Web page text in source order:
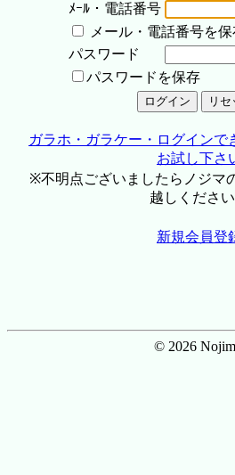
ﾒｰﾙ・電話番号
メール・電話番号を
パスワード
パスワードを保存
ガラホ・ガラケー・ログインで
お試し下さ
※不明点ございましたらノジマ
越しください
新規会員登
© 2026